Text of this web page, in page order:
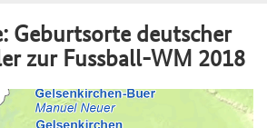
Geburtsorte deutscher
zur Fussball-WM 2018